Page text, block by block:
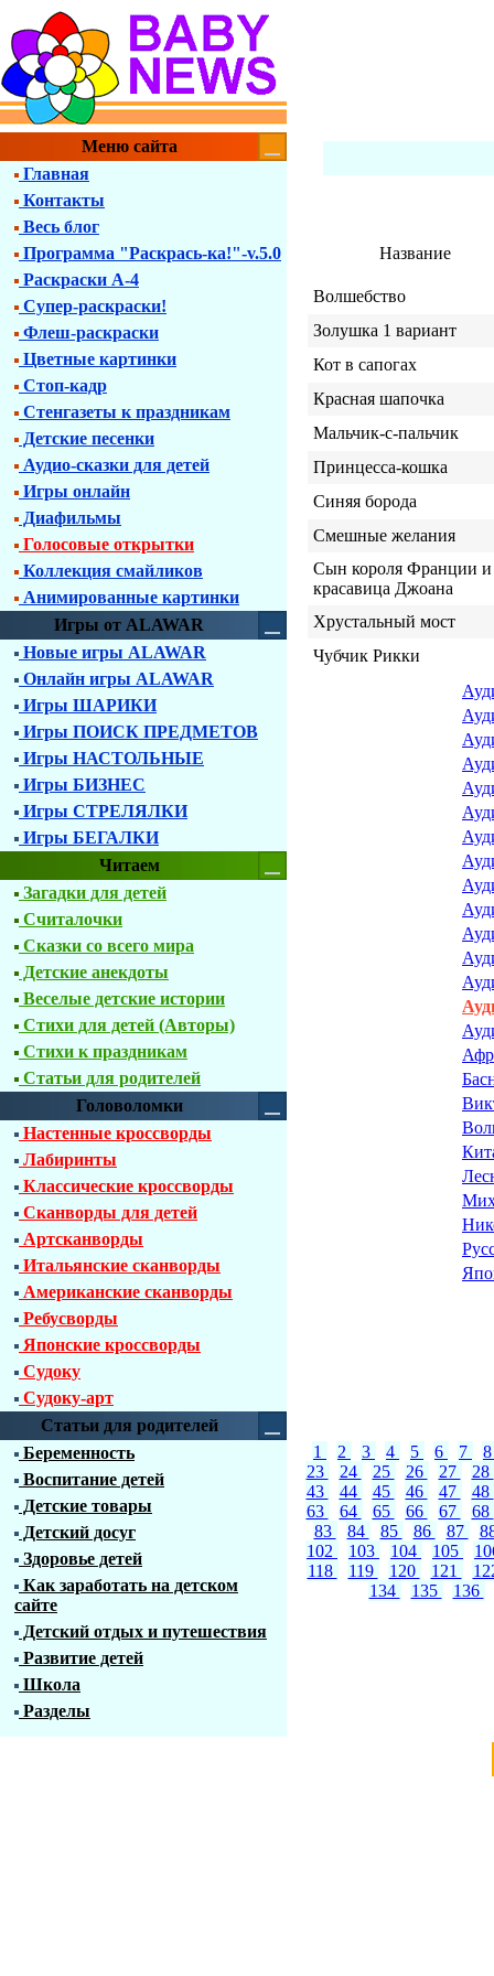
Меню сайта
Главная
Контакты
Весь блог
Программа "Раскрась-ка!"-v.5.0
Раскраски А-4
Супер-раскраски!
Флеш-раскраски
Цветные картинки
Стоп-кадр
Стенгазеты к праздникам
Детские песенки
Аудио-сказки для детей
Игры онлайн
Диафильмы
Голосовые открытки
Коллекция смайликов
Анимированные картинки
Игры от ALAWAR
Новые игры ALAWAR
Онлайн игры ALAWAR
Игры ШАРИКИ
Игры ПОИСК ПРЕДМЕТОВ
Игры НАСТОЛЬНЫЕ
Игры БИЗНЕС
Игры СТРЕЛЯЛКИ
Игры БЕГАЛКИ
Читаем
Загадки для детей
Считалочки
Сказки со всего мира
Детские анекдоты
Веселые детские истории
Стихи для детей (Авторы)
Стихи к праздникам
Статьи для родителей
Головоломки
Настенные кроссворды
Лабиринты
Классические кроссворды
Сканворды для детей
Артсканворды
Итальянские сканворды
Американские сканворды
Ребусворды
Японские кроссворды
Судоку
Судоку-арт
Статьи для родителей
Беременность
Воспитание детей
Детские товары
Детский досуг
Здоровье детей
Как заработать на детском
сайте
Детский отдых и путешествия
Развитие детей
Школа
Разделы
Название
Волшебство
Золушка 1 вариант
Кот в сапогах
Красная шапочка
Мальчик-с-пальчик
Принцесса-кошка
Синяя борода
Смешные желания
Сын короля Франции и
красавица Джоана
Хрустальный мост
Чубчик Рикки
1 2 3 4 5 6 7
23
24 25 26 27
28
43
44 45 46 47
48
63
64 65 66 67
68
83
84 85 86 87
102
103 104 105
118
119 120 121
134
135 136